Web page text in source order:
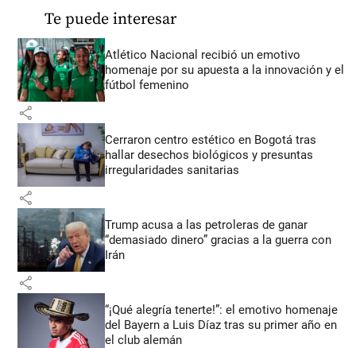
Te puede interesar
Atlético Nacional recibió un emotivo
homenaje por su apuesta a la innovación y el
fútbol femenino
share
Cerraron centro estético en Bogotá tras
hallar desechos biológicos y presuntas
irregularidades sanitarias
share
Trump acusa a las petroleras de ganar
“demasiado dinero” gracias a la guerra con
Irán
share
“¡Qué alegría tenerte!”: el emotivo homenaje
del Bayern a Luis Díaz tras su primer año en
el club alemán